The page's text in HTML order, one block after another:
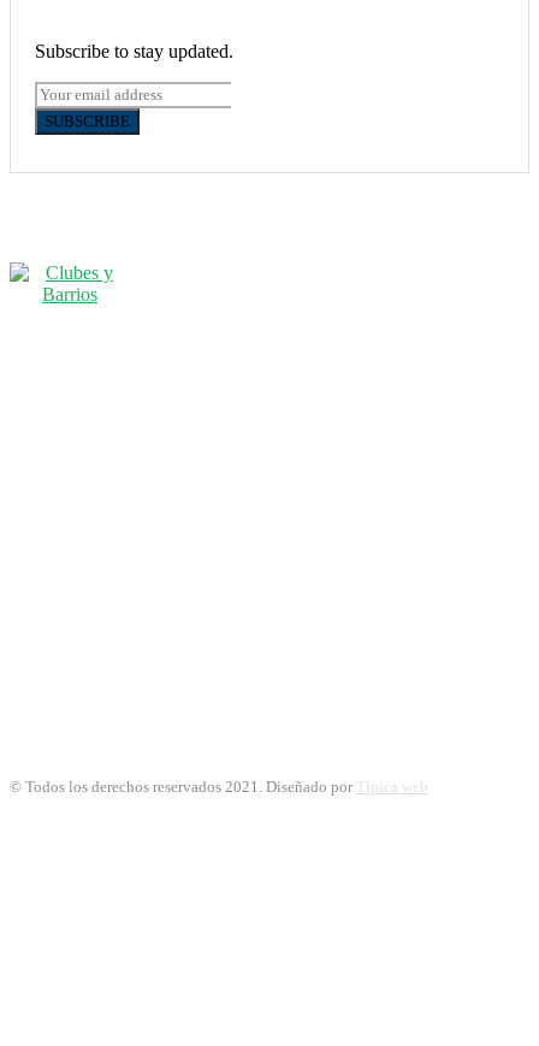
Subscribe to stay updated.
SUBSCRIBE
© Todos los derechos reservados 2021. Diseñado por Típica web